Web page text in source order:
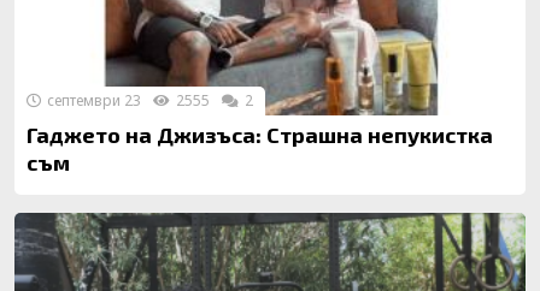
Гаджето на Джизъса: Страшна непукистка
съм
септември 23 2555 2